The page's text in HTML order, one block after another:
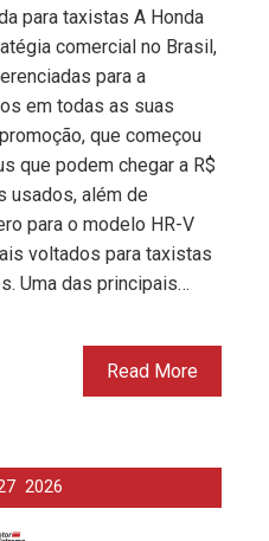
para taxistas A Honda
comercial no Brasil,
para a
em todas as suas
que começou
que podem chegar a R$
usados, além de
para o modelo HR-V
voltados para taxistas
Uma das principais…
Read More
2026